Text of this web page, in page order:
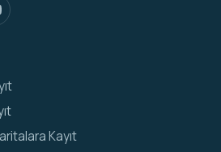
Kayıt